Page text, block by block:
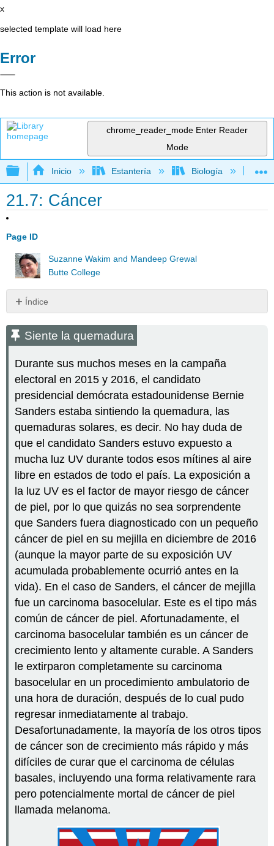
x
selected template will load here
Error
This action is not available.
chrome_reader_mode Enter Reader
Mode
Expandir/contraer jerarquía global
Inicio Estantería Biología
21.7: Cáncer
Page ID
Suzanne Wakim and Mandeep Grewal
Butte College
Índice
la
Definiendo
el
cáncer
Cómo
ocurre
cáncer
Cómo
se
propaga
el
cáncer
Factores
de
riesgo
el
cáncer
Factores
de
riesgo
Factores
de
riesgo
ambiental
Diagnosticar
el
cáncer
Cribado
de
cáncer
Señales
advertencia
de
Biopsia
Siente la quemadura
Durante sus muchos meses en la campaña
electoral en 2015 y 2016, el candidato
presidencial demócrata estadounidense Bernie
Sanders estaba sintiendo la quemadura, las
quemaduras solares, es decir. No hay duda de
que el candidato Sanders estuvo expuesto a
mucha luz UV durante todos esos mítines al aire
libre en estados de todo el país. La exposición a
la luz UV es el factor de mayor riesgo de cáncer
de piel, por lo que quizás no sea sorprendente
que Sanders fuera diagnosticado con un pequeño
cáncer de piel en su mejilla en diciembre de 2016
(aunque la mayor parte de su exposición UV
acumulada probablemente ocurrió antes en la
vida). En el caso de Sanders, el cáncer de mejilla
fue un carcinoma basocelular. Este es el tipo más
común de cáncer de piel. Afortunadamente, el
carcinoma basocelular también es un cáncer de
crecimiento lento y altamente curable. A Sanders
le extirparon completamente su carcinoma
basocelular en un procedimiento ambulatorio de
una hora de duración, después de lo cual pudo
regresar inmediatamente al trabajo.
Desafortunadamente, la mayoría de los otros tipos
de cáncer son de crecimiento más rápido y más
difíciles de curar que el carcinoma de células
basales, incluyendo una forma relativamente rara
pero potencialmente mortal de cáncer de piel
llamada melanoma.